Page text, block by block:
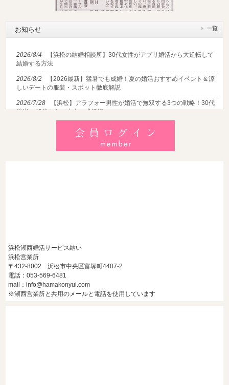
お知らせ 一覧
2026/8/4
【浜松の結婚相談所】30代女性がアプリ婚活から大逆転して
結婚する方法
2026/8/2
【2026最新】猛暑でも成婚！夏の婚活おすすめイベント＆涼
しいデートの服装・スポット徹底解説
2026/7/28
【浜松】アラフォー男性が婚活で無双する3つの戦略！30代
後半・40代からの大人の成婚術
【浜松】30代・40代男性で「モテない男」の共通点とは？
地元の婚活女子が避けるNGな特徴3選
【共感必至】浜松の婚活あるある7選！20代・30代・40代の
浜松湖西婚活サービス結い
浜松営業所
〒432-8002 浜松市中央区富塚町4407-2
電話：053-569-6481
mail：info@hamakonyui.com
※湖西営業所と共用のメールと電話を使用しています